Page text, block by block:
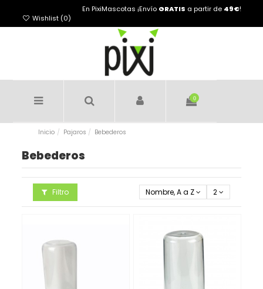
En PixiMascotas ¡Envío GRATIS a partir de 49€!
Wishlist (0)
0
Inicio Pajaros Bebederos
Bebederos
Filtro Nombre, A a Z 2